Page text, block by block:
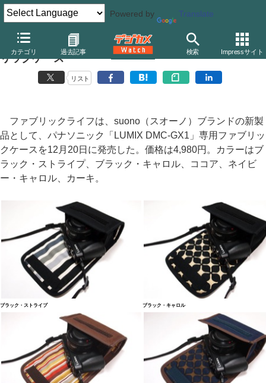
Powered by Translate
カテゴリ 過去記事 検索 Impressサイト
suono、パナソニック「LUMIX DMC-GX1」用ファブ
リックケース
リスト
ファブリックライフは、suono（スオーノ）ブランドの新製
品として、パナソニック「LUMIX DMC-GX1」専用ファブリッ
クケースを12月20日に発売した。価格は4,980円。カラーはブ
ラック・ストライプ、ブラック・キャロル、ココア、ネイビ
ー・キャロル、カーキ。
ブラック・ストライプ ブラック・キャロル